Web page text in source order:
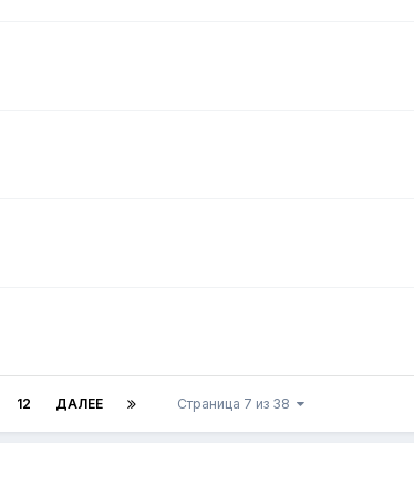
12 ДАЛЕЕ Страница 7 из 38